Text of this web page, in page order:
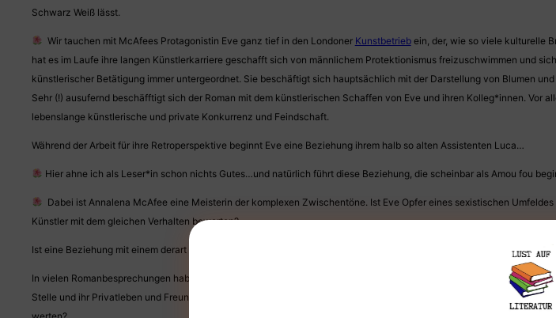
Schwarz Weiß lässt.
Wir tauchen mit McAfees Protagonistin Eve ganz tief in den Londoner Kunstbetriebein, der, wie so viele kulturelle
hat es im Laufe ihre langen Künstlerkarriere geschafft sich von männlichem Protektionismus freizuschwimmen und
künstlerischer Betätigung immer untergeordnet. Sie beschäftigt sich hauptsächlich mit der Darstellung von Blumen
Sehr (!) ausufernd beschäfftigt sich der Roman mit dem künstlerischen Schaffen von Eve und ihren Kolleg*innen. Vor
lebenslange künstlerische und private Konkurrenz und Feindschaft.
Während der Arbeit für ihre Retroperspektive beginnt Eve eine Beziehung ihrem halb so alten Assistenten Luca…
Hier ahne ich als Leser*in schon nichts Gutes…und natürlich führt diese Beziehung, die scheinbar als Amou fou
Dabei ist Annalena McAfee eine Meisterin der komplexen Zwischentöne. Ist Eve Opfer eines sexistischen
Künstler mit dem gleichen Verhalten bewerten?
Ist eine Beziehung mit einem derart großen Machtgefälle überhaupt möglich?
In vielen Romanbesprechungen habe ich während meiner Recherche gelesen, dass die Protagonistin Eve ziemlich
Stelle und ihr Privatleben und Freund*innen hinten an. Sie ist Künstlerin durch und durch und bereit für ihr aktuelles